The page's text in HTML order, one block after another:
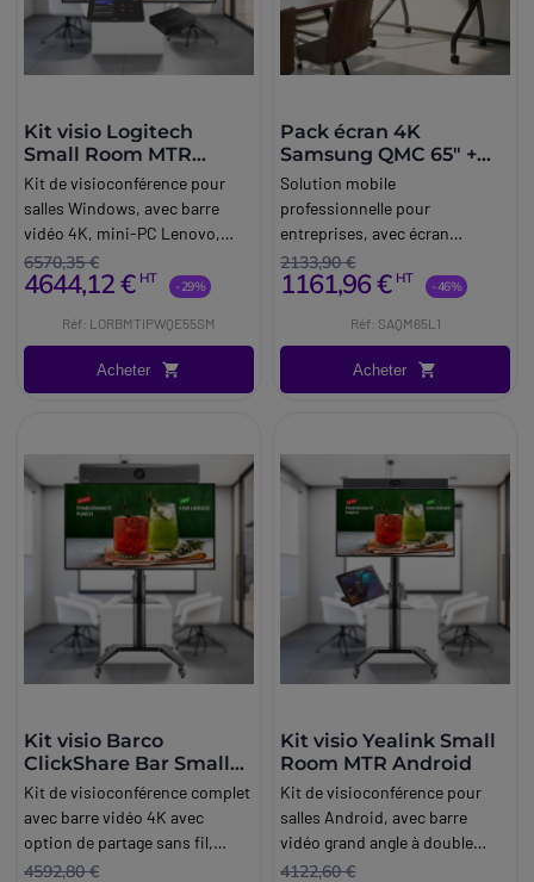
Kit visio Logitech
Small Room MTR
Windows
Kit de visioconférence pour
salles Windows, avec barre
vidéo 4K, mini-PC Lenovo,
écran 4K de 55 pouces et
accessoires, dédié aux petites
6570,35 €
4644,12 € HT -29%
Réf: LORBMTIPWQE55SM
Acheter
Pack écran 4K
Samsung QMC 65" +
support mobile
Neomounts
Solution mobile
professionnelle pour
entreprises, avec écran
Samsung 4K de 65'' avec
fonctionnement 24/7 et
Neomounts.
2133,90 €
1161,96 € HT -46%
Réf: SAQM65L1
Acheter
Kit visio Barco
ClickShare Bar Small
Room BYOD
Kit de visioconférence complet
avec barre vidéo 4K avec
option de partage sans fil,
écran 4K de 55 pouces,
4592,80 €
Kit visio Yealink Small
Room MTR Android
Kit de visioconférence pour
salles Android, avec barre
vidéo grand angle à double
objectif 4K, écran 4K de 55
4122,60 €